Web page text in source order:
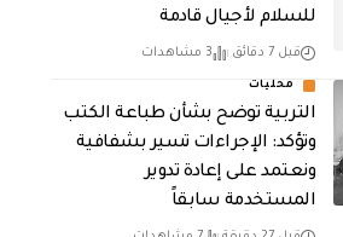
للسلام لأجيال قادمة
قبل 7 دقائق 3 مشاهدات
محليات
التربية توضح بشأن طباعة الكتب
وتؤكد: الإجراءات تسير بشفافية
ونعتمد على إعادة تدوير
المستخدمة سابقاً